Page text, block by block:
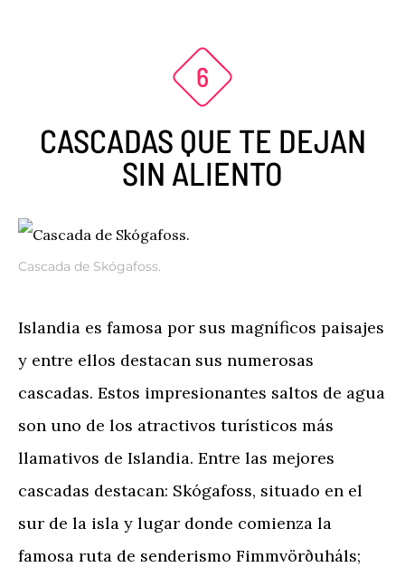
CASCADAS QUE TE DEJAN
SIN ALIENTO
Cascada de Skógafoss.
Islandia es famosa por sus magníficos paisajes
y entre ellos destacan sus numerosas
cascadas. Estos impresionantes saltos de agua
son uno de los atractivos turísticos más
llamativos de Islandia. Entre las mejores
cascadas destacan: Skógafoss, situado en el
sur de la isla y lugar donde comienza la
famosa ruta de senderismo Fimmvörðuháls;